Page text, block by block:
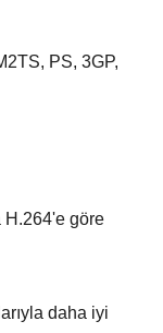
PS, 3GP,
H.264'e göre
daha iyi